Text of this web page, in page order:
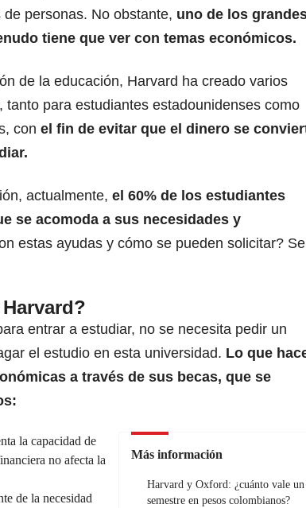
personas. No obstante, uno de los
tiene que ver con temas económicos.
de la educación, Harvard ha creado varios
, tanto para estudiantes estadounidenses como
con el fin de evitar que el dinero se
actualmente, el 60% de los estudiantes
se acomoda a sus necesidades y
estas ayudas y cómo se pueden solicitar?
entrar a estudiar, no se necesita pedir un
el estudio en esta universidad. Lo que
a través de sus becas, que se
Más información
Harvard y Oxford: ¿cuánto vale un
semestre en pesos colombianos?
la capacidad de
no afecta la
de la necesidad